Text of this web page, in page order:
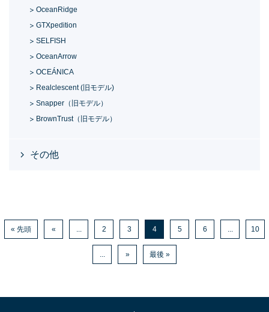
OceanRidge
GTXpedition
SELFISH
OceanArrow
OCEÁNICA
Realclescent (旧モデル)
Snapper（旧モデル）
BrownTrust（旧モデル）
その他
« 先頭 « ... 2 3 4 5 6 ... 10
... » 最後 »